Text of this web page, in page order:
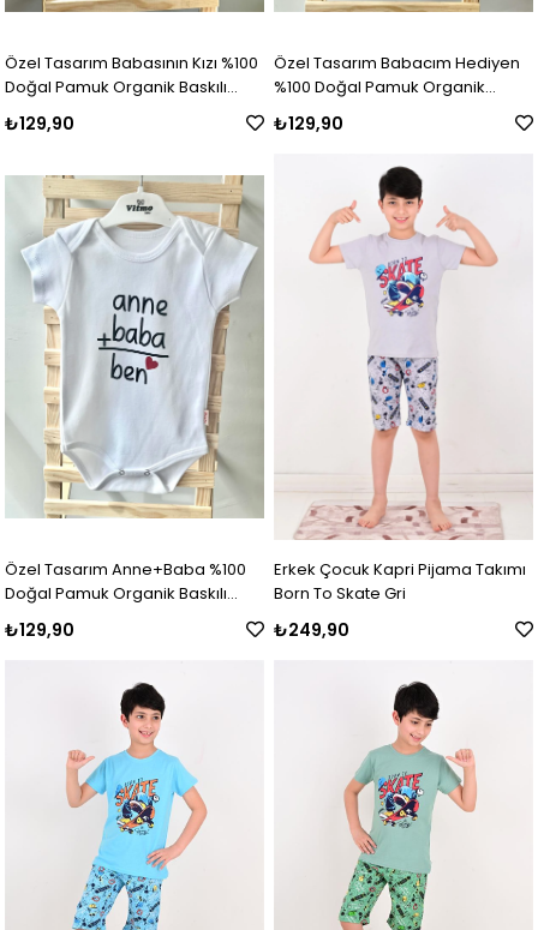
Özel Tasarım Babasının Kızı %100
Doğal Pamuk Organik Baskılı
Çıtçıtlı Body Zıbın Bebek Badi
₺129,90
Özel Tasarım Babacım Hediyen
%100 Doğal Pamuk Organik
Baskılı Çıtçıtlı Body Zıbın Bebek
Badi
₺129,90
Özel Tasarım Anne+Baba %100
Doğal Pamuk Organik Baskılı
Çıtçıtlı Body Zıbın Bebek Badi
₺129,90
Erkek Çocuk Kapri Pijama Takımı
Born To Skate Gri
₺249,90